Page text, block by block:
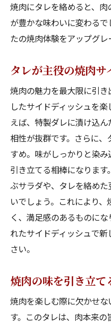
焼肉にタレを絡めると、
が豊かな味わいに変わる
たの焼肉体験をアップグレ
タレが主役の焼肉サ
焼肉の魅力を最大限に引
したサイドディッシュを
えば、特製ダレに漬け込
相性が抜群です。さらに
すめ。味がしっかりと染
引き立てる相棒になりま
ぶサラダや、タレを絡め
いでしょう。これにより
く、満足感のあるものに
れたサイドディッシュで
さい。
焼肉の味を引き立
焼肉を楽しむ際に欠かせ
す。このタレは、肉本来